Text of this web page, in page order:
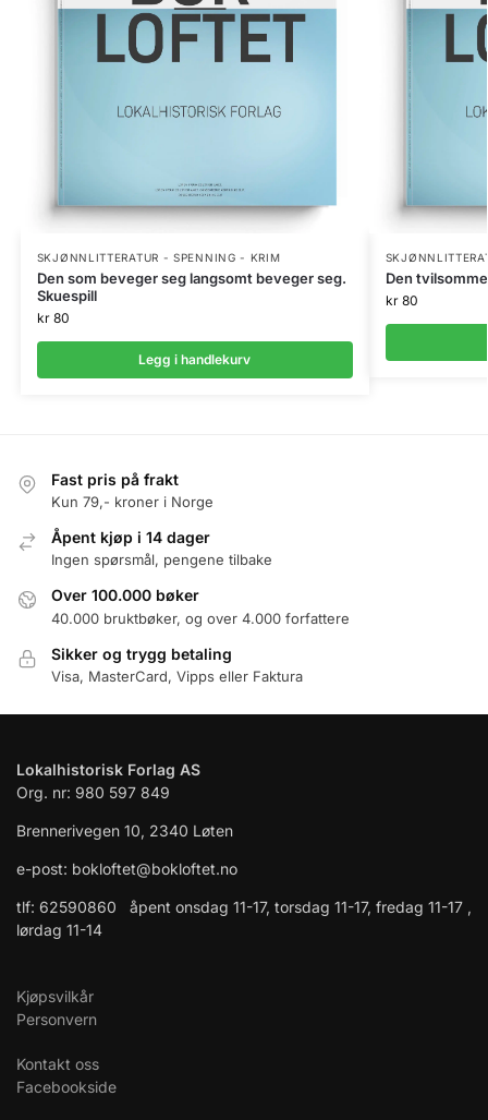
SKJØNNLITTERATUR - SPENNING - KRIM
Den som beveger seg langsomt beveger seg.
Skuespill
kr80
Legg i handlekurv
Den
kr80
Fast pris på frakt
Kun 79,- kroner i Norge
Åpent kjøp i 14 dager
Ingen spørsmål, pengene tilbake
Over 100.000 bøker
40.000 bruktbøker, og over 4.000 forfattere
Sikker og trygg betaling
Visa, MasterCard, Vipps eller Faktura
Lokalhistorisk Forlag AS
Org. nr: 980 597 849
Brennerivegen 10, 2340 Løten
e-post: bokloftet@bokloftet.no
tlf: 62590860 åpent onsdag 11-17, torsdag 11-17, fredag 11-17 ,
lørdag 11-14
Kjøpsvilkår
Personvern
Kontakt oss
Facebookside